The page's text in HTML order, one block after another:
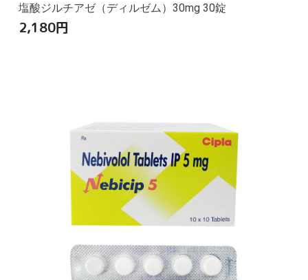
塩酸ジルチアゼ（ディルゼム）30mg 30錠
2,180円